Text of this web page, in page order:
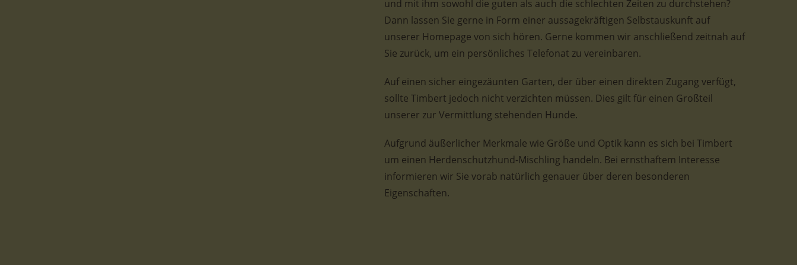
und mit ihm sowohl die guten als auch die schlechten Zeiten zu durchstehen?
Dann lassen Sie gerne in Form einer aussagekräftigen Selbstauskunft auf
unserer Homepage von sich hören. Gerne kommen wir anschließend zeitnah auf
Sie zurück, um ein persönliches Telefonat zu vereinbaren.
Auf einen sicher eingezäunten Garten, der über einen direkten Zugang verfügt,
sollte Timbert jedoch nicht verzichten müssen. Dies gilt für einen Großteil
unserer zur Vermittlung stehenden Hunde.
Aufgrund äußerlicher Merkmale wie Größe und Optik kann es sich bei Timbert
um einen Herdenschutzhund-Mischling handeln. Bei ernsthaftem Interesse
informieren wir Sie vorab natürlich genauer über deren besonderen
Eigenschaften.